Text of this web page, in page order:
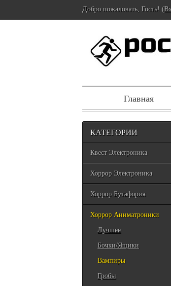
Добро пожаловать, Гость! (
Главная
КАТЕГОРИИ
Квест Электроника
Хоррор Электроника
Хоррор Бутафория
Хоррор Аниматроники
Лучшее
Бочки/Ящики
Вампиры
Гробы